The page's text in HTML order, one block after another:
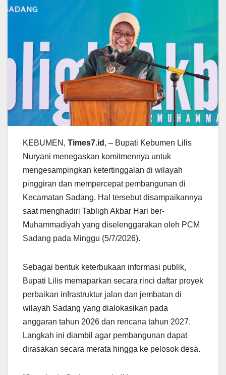
KEBUMEN, Times7.id , – Bupati Kebumen Lilis
Nuryani menegaskan komitmennya untuk
mengesampingkan ketertinggalan di wilayah
pinggiran dan mempercepat pembangunan di
Kecamatan Sadang. Hal tersebut disampaikannya
saat menghadiri Tabligh Akbar Hari ber-
Muhammadiyah yang diselenggarakan oleh PCM
Sadang pada Minggu (5/7/2026).
Sebagai bentuk keterbukaan informasi publik,
Bupati Lilis memaparkan secara rinci daftar proyek
perbaikan infrastruktur jalan dan jembatan di
wilayah Sadang yang dialokasikan pada
anggaran tahun 2026 dan rencana tahun 2027.
Langkah ini diambil agar pembangunan dapat
dirasakan secara merata hingga ke pelosok desa.